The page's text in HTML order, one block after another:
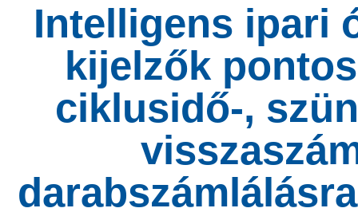
Intelligens ipari
kijelzők
ciklusidő-,